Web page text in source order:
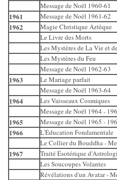
Message de Noël 1960-61
1961 Message de Noël 1961-62
1962
Magie Christique Aztèque
Le Livre des Morts
Les Mystères de La Vie et
Les Mystères du Feu
Message de Noël 1962-63
1963
Le Mariage parfait
Message de Noël 1963-64
1964
Les Vaisseaux Cosmiques
Message de Noël 1964 -
1965 Message de Noël 1965 -
1966
L'Éducation Fondamentale
Le Collier du Bouddha -
1967
Traité Ésotérique
Les Soucoupes Volantes
Révélations d'un Avatar -